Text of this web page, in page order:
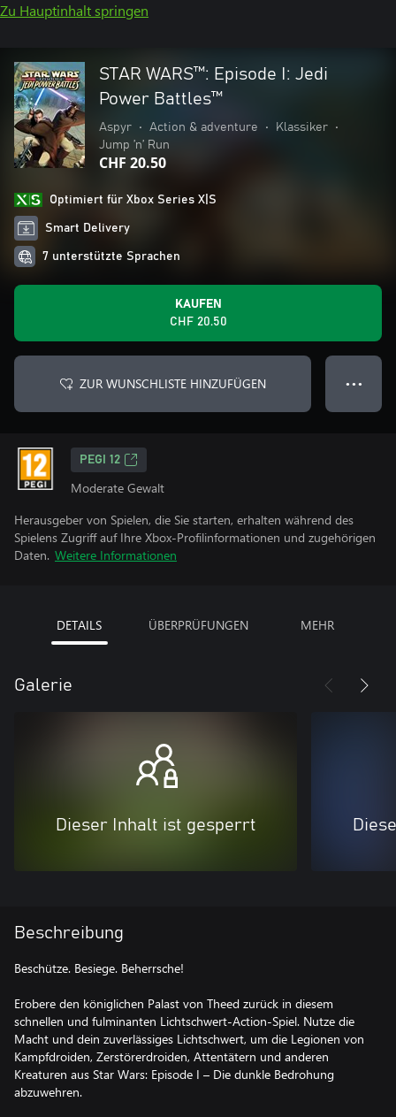
Zu Hauptinhalt springen
STAR WARS™: Episode I: Jedi
Power Battles™
Aspyr • Action & adventure • Klassiker
•
Jump ’n’ Run
CHF 20.50
Optimiert für Xbox Series X|S
Smart Delivery
7 unterstützte Sprachen
KAUFEN
CHF 20.50
ZUR WUNSCHLISTE HINZUFÜGEN ● ● ●
PEGI 12
Moderate Gewalt
Herausgeber von Spielen, die Sie starten, erhalten während des
Spielens Zugriff auf Ihre Xbox-Profilinformationen und zugehörigen
Daten. Weitere Informationen
DETAILS ÜBERPRÜFUNGEN MEHR
Galerie
Dieser Inhalt ist gesperrt
Beschreibung
Beschütze. Besiege. Beherrsche!
Erobere den königlichen Palast von Theed zurück in diesem
schnellen und fulminanten Lichtschwert-Action-Spiel. Nutze die
Macht und dein zuverlässiges Lichtschwert, um die Legionen von
Kampfdroiden, Zerstörerdroiden, Attentätern und anderen
Kreaturen aus Star Wars: Episode I – Die dunkle Bedrohung
abzuwehren.